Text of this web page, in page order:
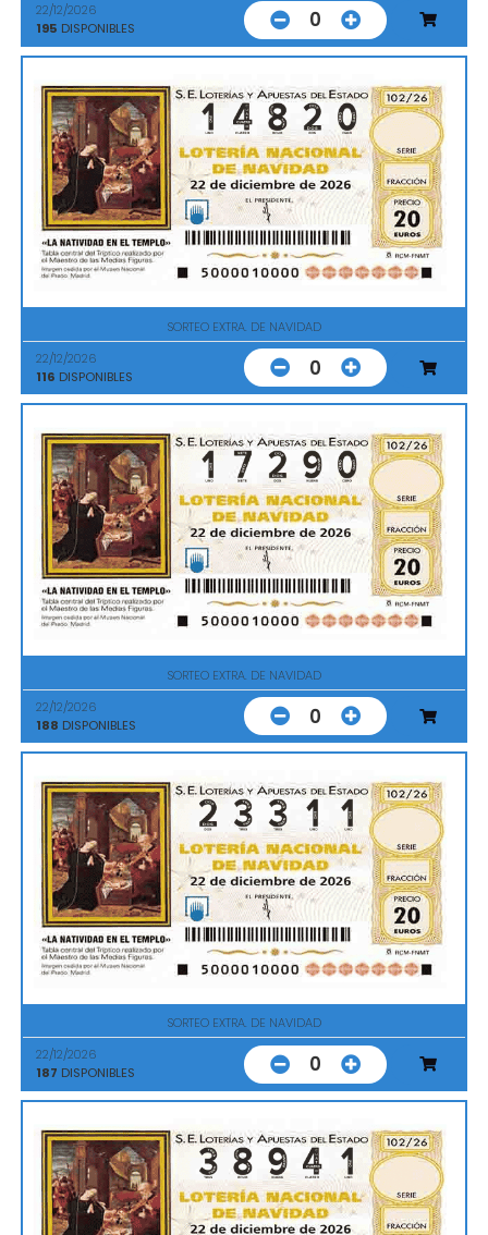
22/12/2026
195 DISPONIBLES 0
SORTEO EXTRA. DE NAVIDAD
22/12/2026
116 DISPONIBLES 0
SORTEO EXTRA. DE NAVIDAD
22/12/2026
188 DISPONIBLES 0
SORTEO EXTRA. DE NAVIDAD
22/12/2026
187 DISPONIBLES 0